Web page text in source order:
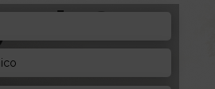
Estamos aquí para